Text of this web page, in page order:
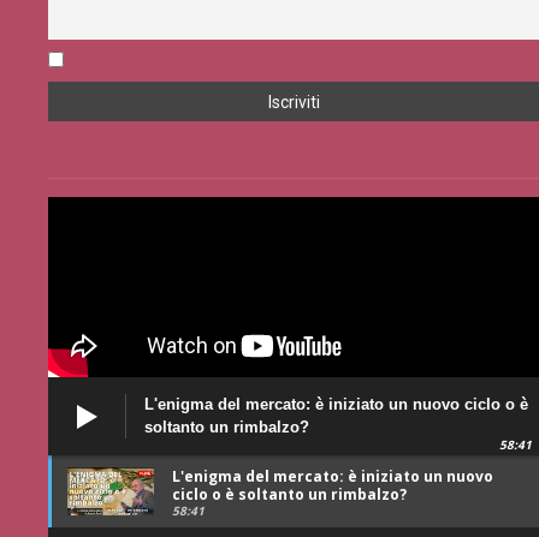
L'enigma del mercato: è iniziato un nuovo ciclo o è
soltanto un rimbalzo?
58:41
L'enigma del mercato: è iniziato un nuovo
ciclo o è soltanto un rimbalzo?
58:41